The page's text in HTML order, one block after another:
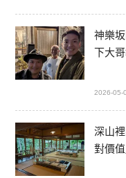
神樂
下大
2026-05-
深山
對價值